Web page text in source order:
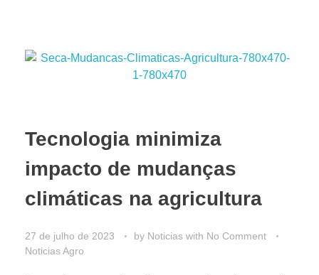
Tecnologia minimiza
impacto de mudanças
climáticas na agricultura
27 de julho de 2023 by Noticias with No Comment
Noticias Agro